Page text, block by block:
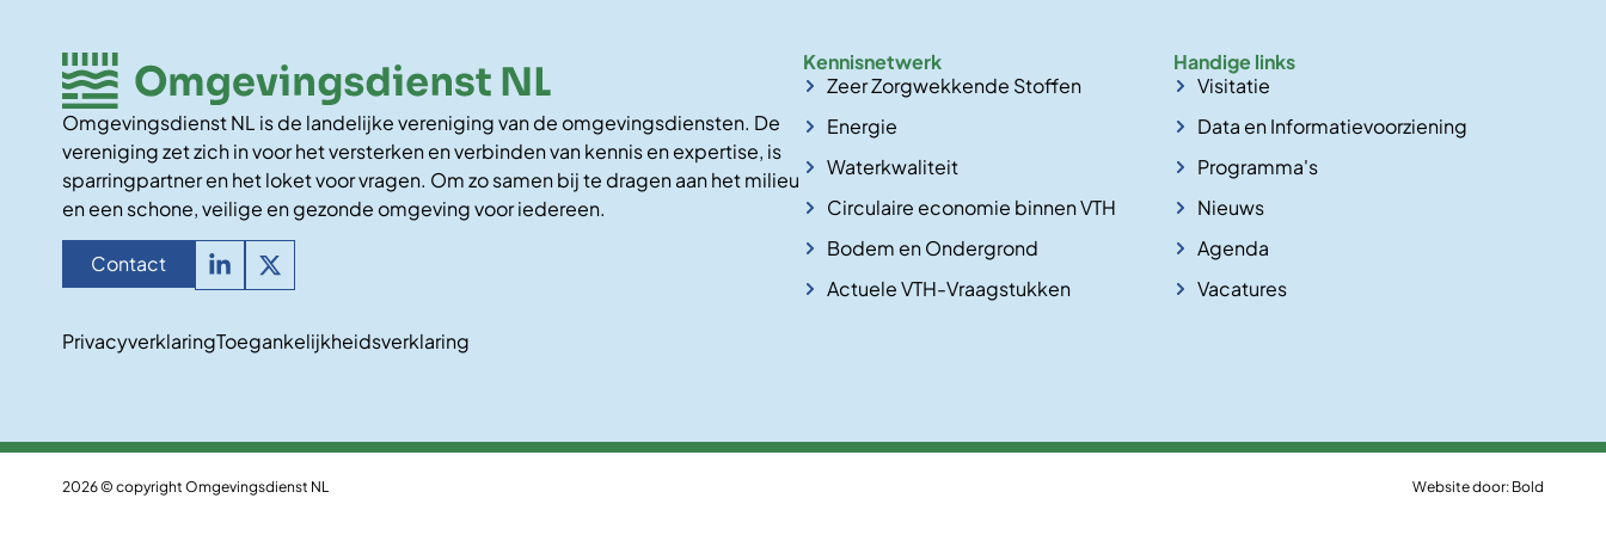
Omgevingsdienst NL is de landelijke vereniging van de omgevingsdiensten. De
vereniging zet zich in voor het versterken en verbinden van kennis en expertise, is
sparringpartner en het loket voor vragen. Om zo samen bij te dragen aan het milieu
en een schone, veilige en gezonde omgeving voor iedereen.
Contact
Kennisnetwerk
Zeer Zorgwekkende Stoffen
Energie
Waterkwaliteit
Circulaire economie binnen VTH
Bodem en Ondergrond
Actuele VTH-Vraagstukken
Handige links
Visitatie
Data en Informatievoorziening
Programma's
Nieuws
Agenda
Vacatures
PrivacyverklaringToegankelijkheidsverklaring
2026 © copyright Omgevingsdienst NL Website door: Bold